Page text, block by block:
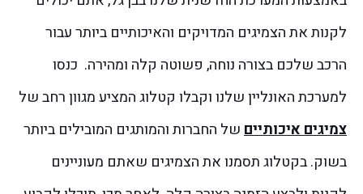
לקנות את הצמיגים המדויקים והאיכותיים ביותר עבור
הרכב שלכם בצורה נוחה, פשוטה קלה ומהירה. כנסו
למערכת האונליין שלנו וקבלו קטלוג המציע מגוון רחב של
צמיגים איכותייםשל החברות והמותגים המובילים ביותר
בשוק. בקטלוג תסמנו את הצמיגים שאתם מעוניינים